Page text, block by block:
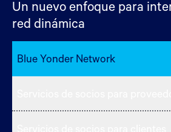
Un nuevo enfoque para
red dinámica
Blue Yonder Network